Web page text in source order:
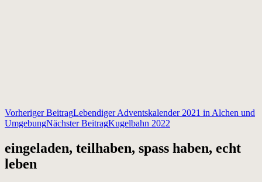
Beitragsnavigation
Vorheriger BeitragLebendiger Adventskalender 2021 in Alchen und
UmgebungNächster BeitragKugelbahn 2022
eingeladen, teilhaben, spass haben, echt
leben